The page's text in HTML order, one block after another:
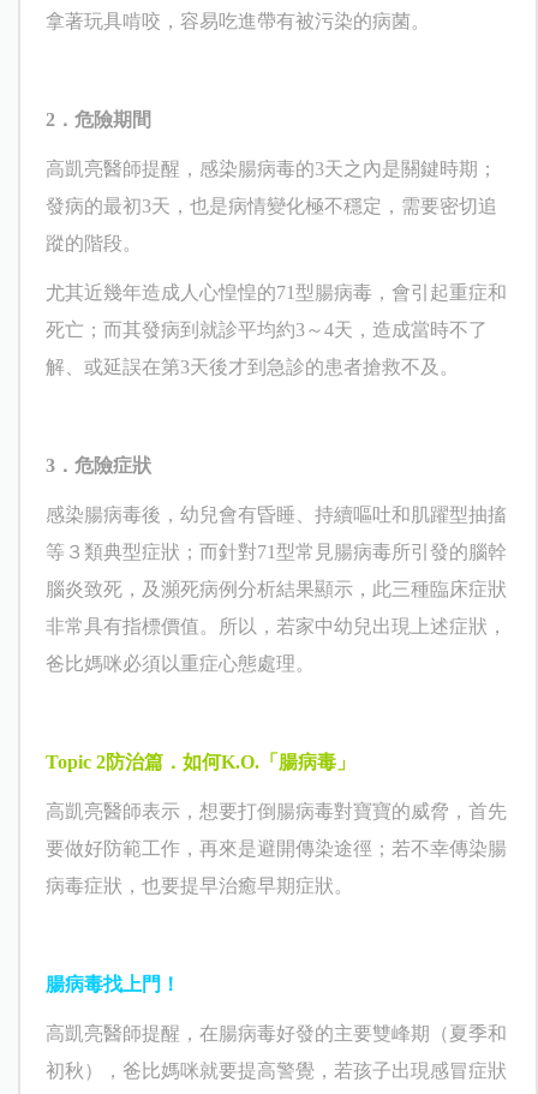
拿著玩具啃咬，容易吃進帶有被污染的病菌。
2．危險期間
高凱亮醫師提醒，感染腸病毒的3天之內是關鍵時期；
發病的最初3天，也是病情變化極不穩定，需要密切追
蹤的階段。
尤其近幾年造成人心惶惶的71型腸病毒，會引起重症和
死亡；而其發病到就診平均約3～4天，造成當時不了
解、或延誤在第3天後才到急診的患者搶救不及。
3．危險症狀
感染腸病毒後，幼兒會有昏睡、持續嘔吐和肌躍型抽搐
等３類典型症狀；而針對71型常見腸病毒所引發的腦幹
腦炎致死，及瀕死病例分析結果顯示，此三種臨床症狀
非常具有指標價值。所以，若家中幼兒出現上述症狀，
爸比媽咪必須以重症心態處理。
Topic 2防治篇．如何K.O.「腸病毒」
高凱亮醫師表示，想要打倒腸病毒對寶寶的威脅，首先
要做好防範工作，再來是避開傳染途徑；若不幸傳染腸
病毒症狀，也要提早治癒早期症狀。
腸病毒找上門！
高凱亮醫師提醒，在腸病毒好發的主要雙峰期（夏季和
初秋），爸比媽咪就要提高警覺，若孩子出現感冒症狀